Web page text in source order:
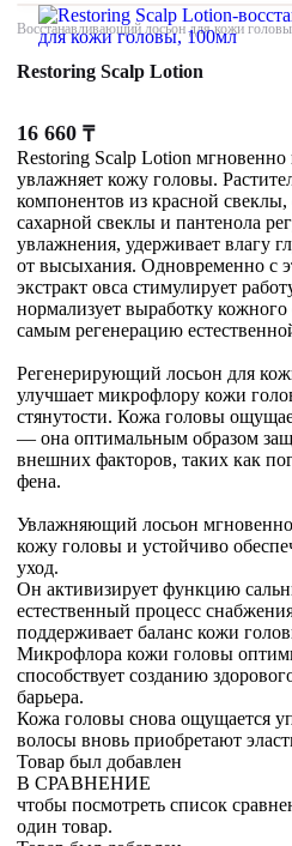
Восстанавливающий лосьон для кожи
Restoring Scalp Lotion
16 660 ₸
Restoring Scalp Lotion
увлажняет кожу головы.
компонентов из красной
сахарной свеклы и пантенола
увлажнения, удерживает влагу
от высыхания. Одновременно с
экстракт овса стимулирует
нормализует выработку
самым регенерацию
Регенерирующий лосьон для
улучшает микрофлору кожи
стянутости. Кожа головы
— она оптимальным образом
внешних факторов, таких как
фена.
Увлажняющий лосьон мгновенно
кожу головы и устойчиво
уход.
Он активизирует функцию
естественный процесс
поддерживает баланс кожи
Микрофлора кожи головы
способствует созданию
барьера.
Кожа головы снова ощущается
волосы вновь приобретают
Товар был добавлен
В СРАВНЕНИЕ
чтобы посмотреть список
один товар.